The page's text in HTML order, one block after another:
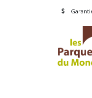
Se rendre au contenu